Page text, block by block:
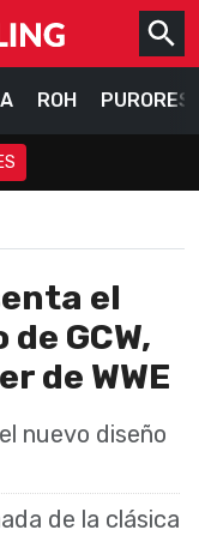
ROH
el
GCW,
de WWE
nuevo diseño
de la clásica